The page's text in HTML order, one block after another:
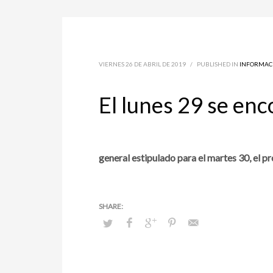
VIERNES 26 DE ABRIL DE 2019 / PUBLISHED IN
El lunes 29 se
general estipulado para el martes 30, el